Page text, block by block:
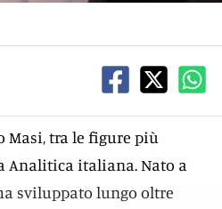
Masi, tra le figure più
italiana. Nato a
sviluppato lungo oltre